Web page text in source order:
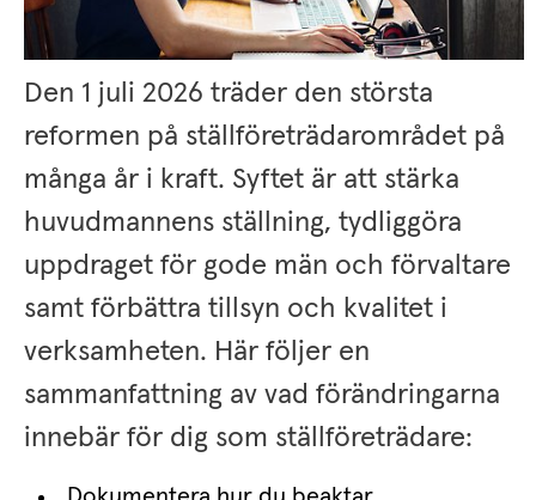
Den 1 juli 2026 träder den största
reformen på ställföreträdarområdet på
många år i kraft. Syftet är att stärka
huvudmannens ställning, tydliggöra
uppdraget för gode män och förvaltare
samt förbättra tillsyn och kvalitet i
verksamheten. Här följer en
sammanfattning av vad förändringarna
innebär för dig som ställföreträdare: